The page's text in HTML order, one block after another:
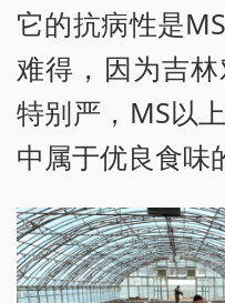
它的抗病性是
难得，因为吉
特别严，MS以
中属于优良食味